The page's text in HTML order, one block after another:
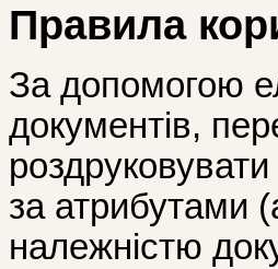
Правила
За допомогою
документів,
за атрибутами
належністю